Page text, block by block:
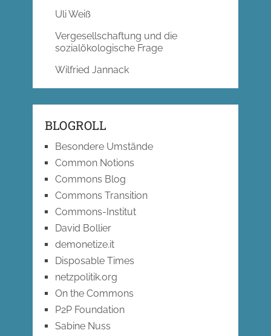
Uli Weiß
Vergesellschaftung und die
sozialökologische Frage
Wilfried Jannack
BLOGROLL
Besondere Umstände
Common Notions
Commons Blog
Commons Transition
Commons-Institut
David Bollier
demonetize.it
Disposable Times
netzpolitik.org
On the Commons
P2P Foundation
Sabine Nuss